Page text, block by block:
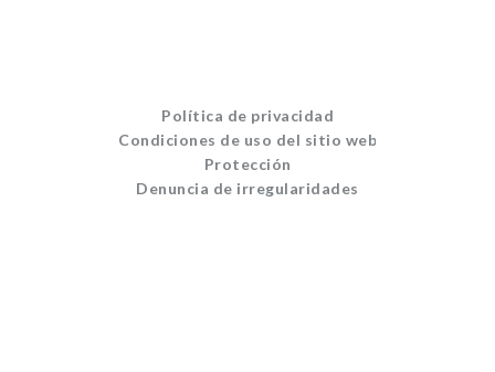
Política de privacidad
Condiciones de uso del sitio web
Protección
Denuncia de irregularidades